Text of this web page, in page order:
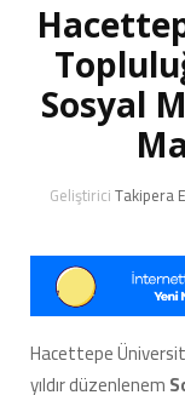
Sosyal
GeliştiriciTakipera
Hacettepe
yıldır düzenlenem